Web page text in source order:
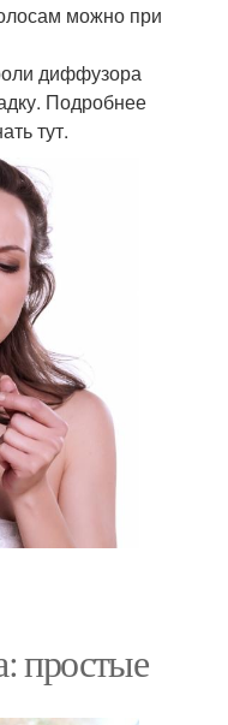
можно при
диффузора
Подробнее
тут.
простые